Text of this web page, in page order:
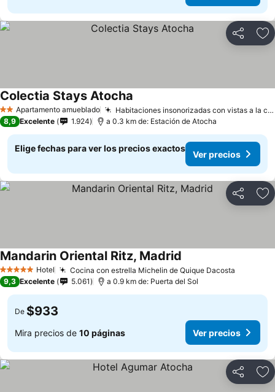
Compartir
2 EstrellasApartamento amueblado Habitaciones insonorizadas con vistas a la ciudad
Colectia Stays Atocha
8,9 Excelente 1.924 a 0.3 km de: Estación de Atocha
Elige fechas para ver los precios exactos
Ver precios
Compartir
5 Estrellas Hotel Cocina con estrella Michelin de Quique Dacosta
Mandarin Oriental Ritz, Madrid
9,3 Excelente 5.061 a 0.9 km de: Puerta del Sol
De $933
Mira precios de 10 páginas Ver precios
Compartir